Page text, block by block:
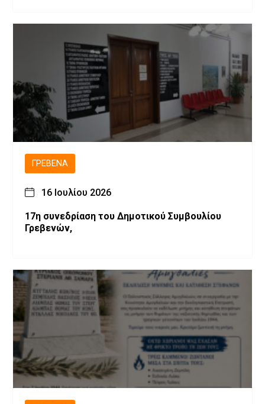
ΓΡΕΒΕΝΆ
16 Ιουλίου 2026
17η συνεδρίαση του Δημοτικού Συμβουλίου
Γρεβενών,